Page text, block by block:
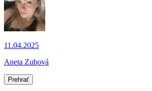
11.04.2025
Aneta Zubová
Prehrať